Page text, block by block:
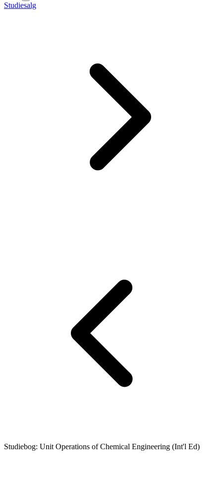
Studiesalg
Studiebog: Unit Operations of Chemical Engineering (Int'l Ed)